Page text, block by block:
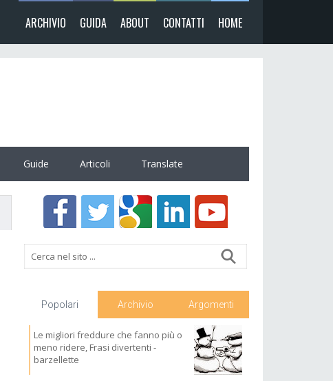
ARCHIVIO GUIDA ABOUT CONTATTI HOME
Guide Articoli Translate
Popolari Archivio Argomenti
Le migliori freddure che fanno più o
meno ridere, Frasi divertenti -
barzellette